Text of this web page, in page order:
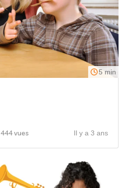
5 min
444 vues Il y a 3 ans